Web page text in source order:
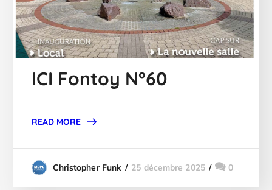
ICI Fontoy N°60
READ MORE
Christopher Funk 25 décembre 2025 0